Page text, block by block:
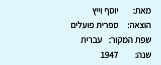
יוסף וייץ
מאת:
ספרית פועלים
הוצאה:
עברית
שפת המקור:
1947
שנה: